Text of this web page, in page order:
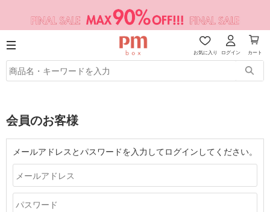
お気に入り ログイン カート
会員のお客様
メールアドレスとパスワードを入力してログインしてください。